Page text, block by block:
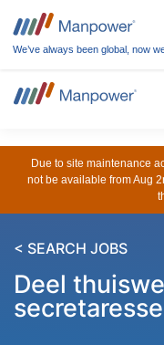
We’ve always been global, now
Due to site maintenance
not be available from Aug
< SEARCH JOBS
Deel